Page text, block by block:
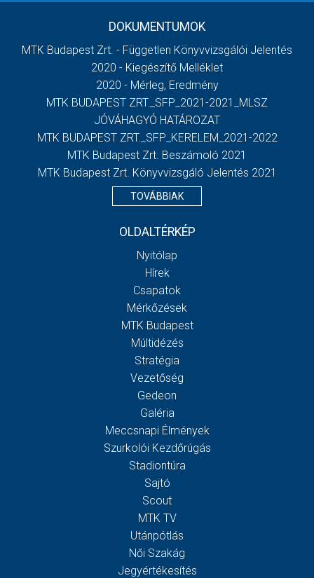
DOKUMENTUMOK
MTK Budapest Zrt. - Független Könyvvizsgálói Jelentés
2020 - Kiegészítő Melléklet
2020 - Mérleg, Eredmény
MTK BUDAPEST ZRT._SFP_2021-2021_MLSZ
JÓVÁHAGYÓ HATÁROZAT
MTK BUDAPEST ZRT._SFP_KERELEM_2021-2022
MTK Budapest Zrt. Beszámoló 2021
MTK Budapest Zrt. Könyvvizsgáló Jelentés 2021
TOVÁBBIAK
OLDALTÉRKÉP
Nyitólap
Hírek
Csapatok
Mérkőzések
MTK Budapest
Múltidézés
Stratégia
Vezetőség
Gedeon
Galéria
Meccsnapi Élmények
Szurkolói Kezdőrúgás
Stadiontúra
Sajtó
Scout
MTK TV
Utánpótlás
Női Szakág
Jegyértékesítés